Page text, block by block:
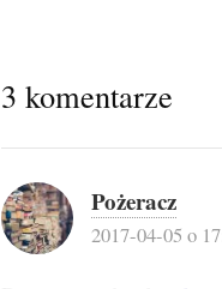
3 komentarze
Pożeracz
2017-04-05 o